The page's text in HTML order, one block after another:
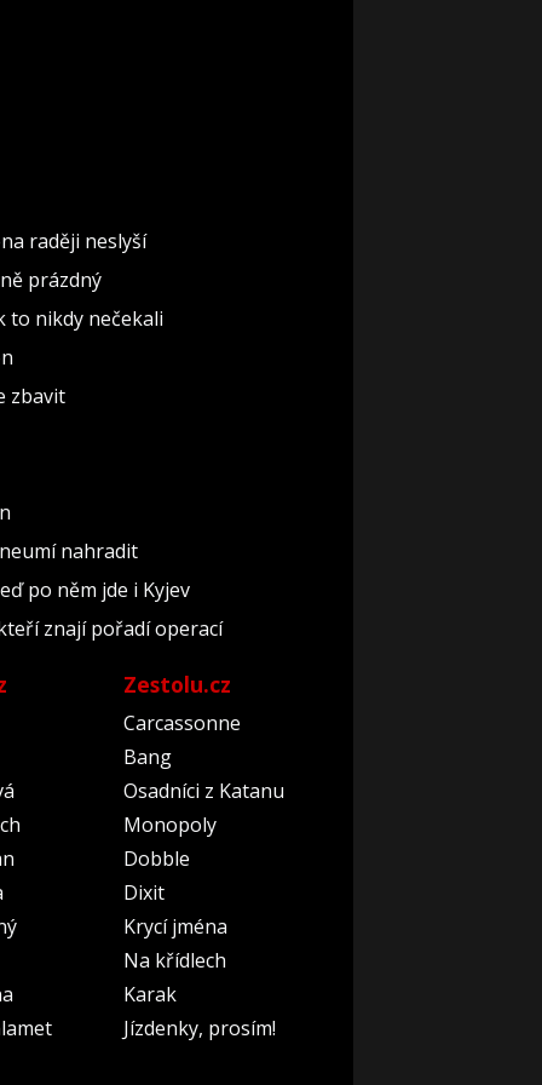
raději neslyší
prázdný
to nikdy nečekali
zbavit
nahradit
po něm jde i Kyjev
znají pořadí operací
Zestolu.cz
Carcassonne
Bang
Osadníci z Katanu
Monopoly
Dobble
Dixit
Krycí jména
Na křídlech
Karak
Jízdenky, prosím!